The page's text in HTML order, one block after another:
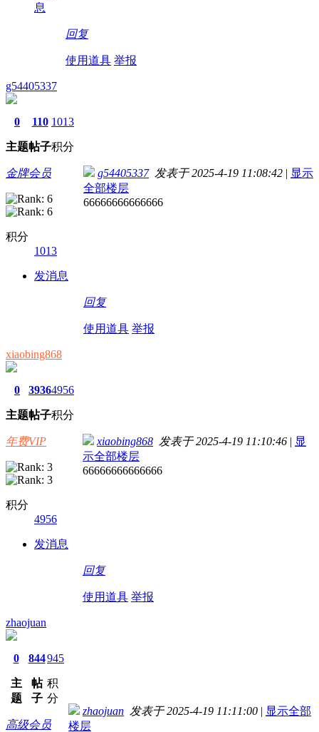
息
回复
使用道具 举报
g54405337
0
主题
110
帖子
1013
积分
金牌会员
积分
1013
发消息
g54405337发表于 2025-4-19 11:08:42 | 显示
全部楼层
66666666666666
回复
使用道具 举报
xiaobing868
0
主题
3936
帖子
4956
积分
年费VIP
积分
4956
发消息
xiaobing868 发表于 2025-4-19 11:10:46 | 显
示全部楼层
66666666666666
回复
使用道具 举报
zhaojuan
0
主
题
844
帖
子
945
积
分
高级会员
zhaojuan 发表于 2025-4-19 11:11:00 | 显示全部
楼层